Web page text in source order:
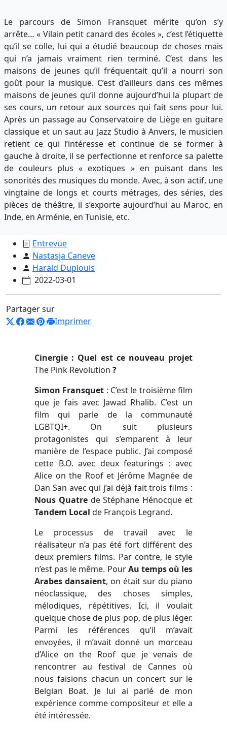
Le parcours de Simon Fransquet mérite qu’on s’y
arrête… « Vilain petit canard des écoles », c’est l’étiquette
qu’il se colle, lui qui a étudié beaucoup de choses mais
qui n’a jamais vraiment rien terminé. C’est dans les
maisons de jeunes qu’il fréquentait qu’il a nourri son
goût pour la musique. C’est d’ailleurs dans ces mêmes
maisons de jeunes qu’il donne aujourd’hui la plupart de
ses cours, un retour aux sources qui fait sens pour lui.
Après un passage au Conservatoire de Liège en guitare
classique et un saut au Jazz Studio à Anvers, le musicien
retient ce qui l’intéresse et continue de se former à
gauche à droite, il se perfectionne et renforce sa palette
de couleurs plus « exotiques » en puisant dans les
sonorités des musiques du monde. Avec, à son actif, une
vingtaine de longs et courts métrages, des séries, des
pièces de théâtre, il s’exporte aujourd’hui au Maroc, en
Inde, en Arménie, en Tunisie, etc.
Entrevue
Nastasja Caneve
Harald Duplouis
2022-03-01
Partager sur
Imprimer
Cinergie : Quel est ce nouveau projet
The Pink Revolution ?
Simon Fransquet : C’est le troisième film
que je fais avec Jawad Rhalib. C’est un
film qui parle de la communauté
LGBTQI+. On suit plusieurs
protagonistes qui s’emparent à leur
manière de l’espace public. J’ai composé
cette B.O. avec deux featurings : avec
Alice on the Roof et Jérôme Magnée de
Dan San avec qui j’ai déjà fait trois films :
Nous Quatrede Stéphane Hénocque et
Tandem Local de François Legrand.
Le processus de travail avec le
réalisateur n’a pas été fort différent des
deux premiers films. Par contre, le style
n’est pas le même. PourAu temps où les
Arabes dansaient, on était sur du piano
néoclassique, des choses simples,
mélodiques, répétitives. Ici, il voulait
quelque chose de plus pop, de plus léger.
Parmi les références qu’il m’avait
envoyées, il m’avait donné un morceau
d’Alice on the Roof que je venais de
rencontrer au festival de Cannes où
nous faisions chacun un concert sur le
Belgian Boat. Je lui ai parlé de mon
expérience comme compositeur et elle a
été intéressée.